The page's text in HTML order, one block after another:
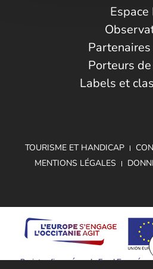
Espace
Porteurs
Labels et
TOURISME ET HANDICAP
MENTIONS LÉGALES
Projet cofinancé par le Fond Européen